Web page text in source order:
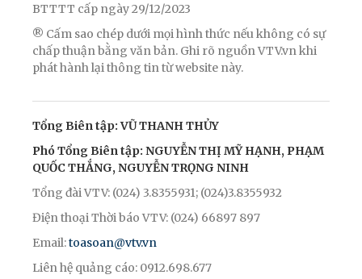
BTTTT cấp ngày 29/12/2023
® Cấm sao chép dưới mọi hình thức nếu không có sự
chấp thuận bằng văn bản. Ghi rõ nguồn VTV.vn khi
phát hành lại thông tin từ website này.
Tổng Biên tập: VŨ THANH THỦY
Phó Tổng Biên tập: NGUYỄN THỊ MỸ HẠNH, PHẠM
QUỐC THẮNG, NGUYỄN TRỌNG NINH
Tổng đài VTV: (024) 3.8355931; (024)3.8355932
Điện thoại Thời báo VTV: (024) 66897 897
Email:toasoan@vtv.vn
Liên hệ quảng cáo: 0912.698.677